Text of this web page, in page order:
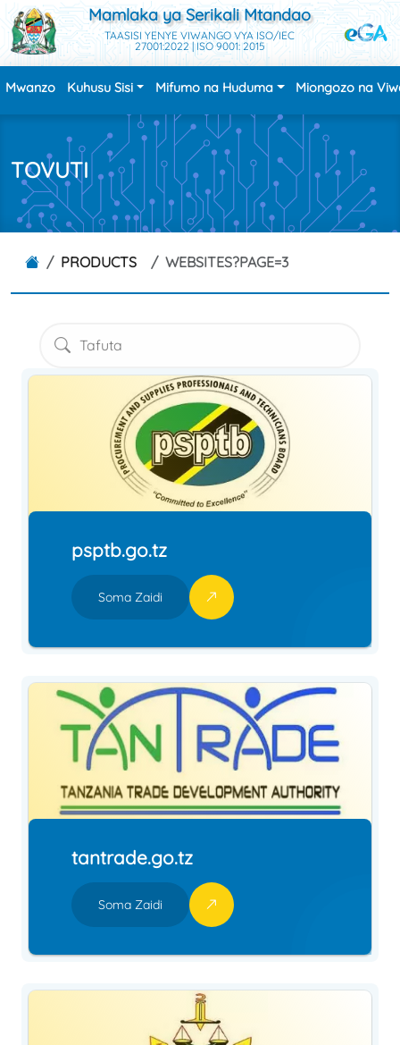
Mamlaka ya Serikali Mtandao
TAASISI YENYE VIWANGO VYA ISO/IEC
27001:2022 | ISO 9001: 2015
Mwanzo Kuhusu Sisi Mifumo na Huduma Miongozo na
TOVUTI
PRODUCTS WEBSITES?PAGE=3
psptb.go.tz
Soma Zaidi
tantrade.go.tz
Soma Zaidi